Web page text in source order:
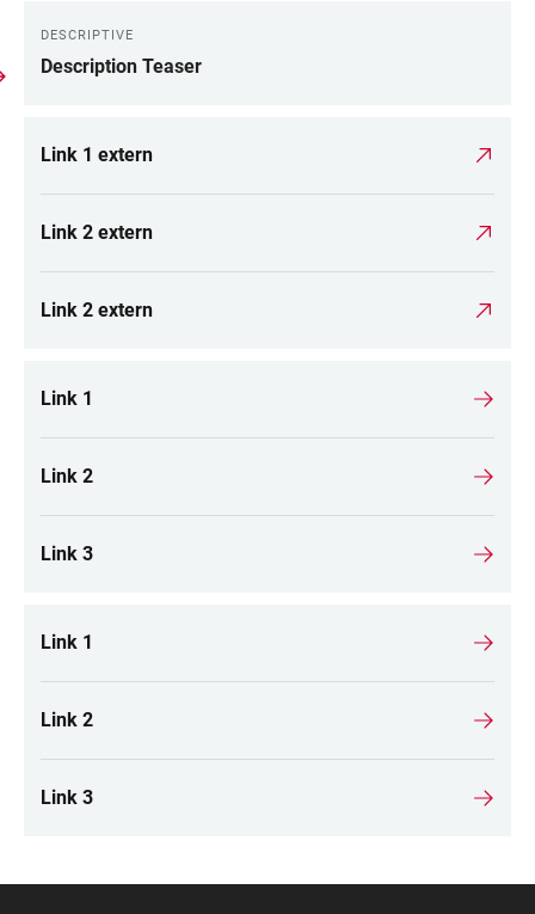
DESCRIPTIVE
Description Teaser
Link 1 extern
Link 2 extern
Link 2 extern
Link 1
Link 2
Link 3
Link 1
Link 2
Link 3